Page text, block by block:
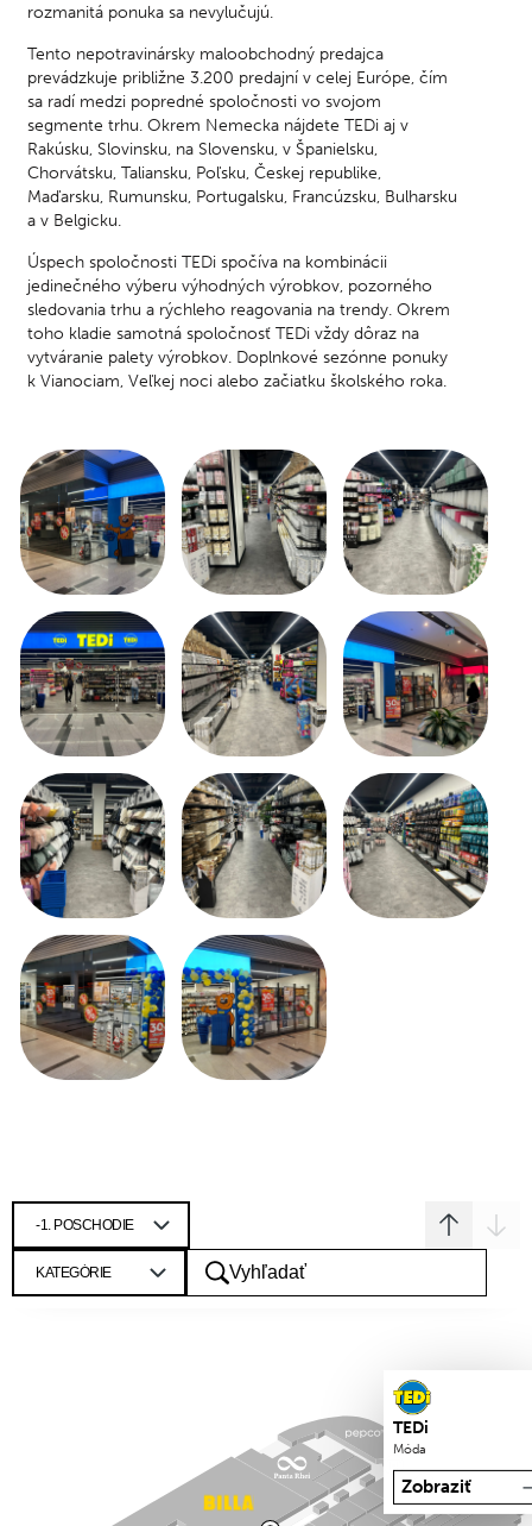
rozmanitá ponuka sa nevylučujú.
Tento nepotravinársky maloobchodný predajca
prevádzkuje približne 3.200 predajní v celej Európe, čím
sa radí medzi popredné spoločnosti vo svojom
segmente trhu. Okrem Nemecka nájdete TEDi aj v
Rakúsku, Slovinsku, na Slovensku, v Španielsku,
Chorvátsku, Taliansku, Poľsku, Českej republike,
Maďarsku, Rumunsku, Portugalsku, Francúzsku, Bulharsku
a v Belgicku.
Úspech spoločnosti TEDi spočíva na kombinácii
jedinečného výberu výhodných výrobkov, pozorného
sledovania trhu a rýchleho reagovania na trendy. Okrem
toho kladie samotná spoločnosť TEDi vždy dôraz na
vytváranie palety výrobkov. Doplnkové sezónne ponuky
k Vianociam, Veľkej noci alebo začiatku školského roka.
TEDi
Móda
Zobraziť